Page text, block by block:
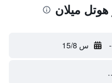
ميلان
- س 15/8